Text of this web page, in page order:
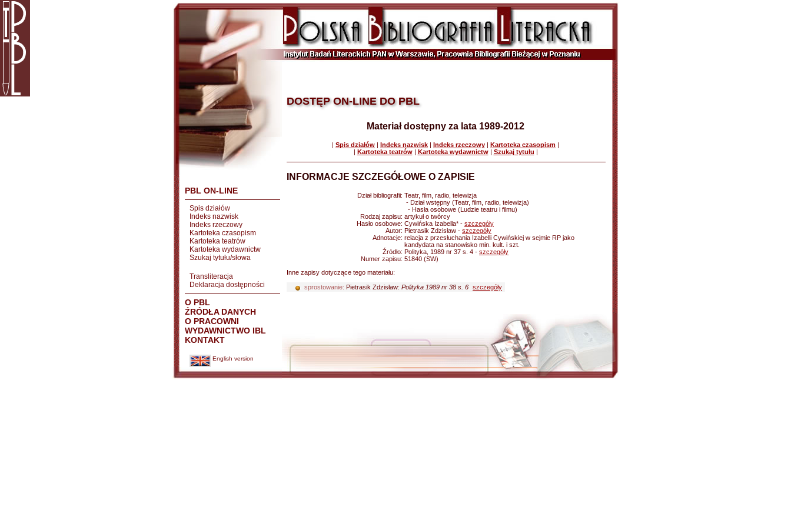
PBL ON-LINE
Spis działów
Indeks nazwisk
Indeks rzeczowy
Kartoteka czasopism
Kartoteka teatrów
Kartoteka wydawnictw
Szukaj tytułu/słowa
Transliteracja
Deklaracja dostępności
O PBL
ŹRÓDŁA DANYCH
O PRACOWNI
WYDAWNICTWO IBL
KONTAKT
English version
DOSTĘP ON-LINE DO PBL
Materiał dostępny za lata 1989-2012
| Spis działów | Indeks nazwisk | Indeks rzeczowy | Kartoteka czasopism |
| Kartoteka teatrów| Kartoteka wydawnictw| Szukaj tytułu |
INFORMACJE SZCZEGÓŁOWE O ZAPISIE
Dział bibliografii: Teatr, film, radio, telewizja
- Dział wstępny (Teatr, film, radio, telewizja)
- Hasła osobowe (Ludzie teatru i filmu)
Rodzaj zapisu: artykuł o twórcy
Hasło osobowe: Cywińska Izabella* - szczegóły
Autor: Pietrasik Zdzisław - szczegóły
Adnotacje: relacja z przesłuchania Izabelli Cywińskiej w sejmie RP jako
kandydata na stanowisko min. kult. i szt.
Źródło: Polityka, 1989 nr 37 s. 4 - szczegóły
Numer zapisu: 51840 (SW)
Inne zapisy dotyczące tego materiału:
sprostowanie: Pietrasik Zdzisław: Polityka 1989 nr 38 s. 6 szczegóły